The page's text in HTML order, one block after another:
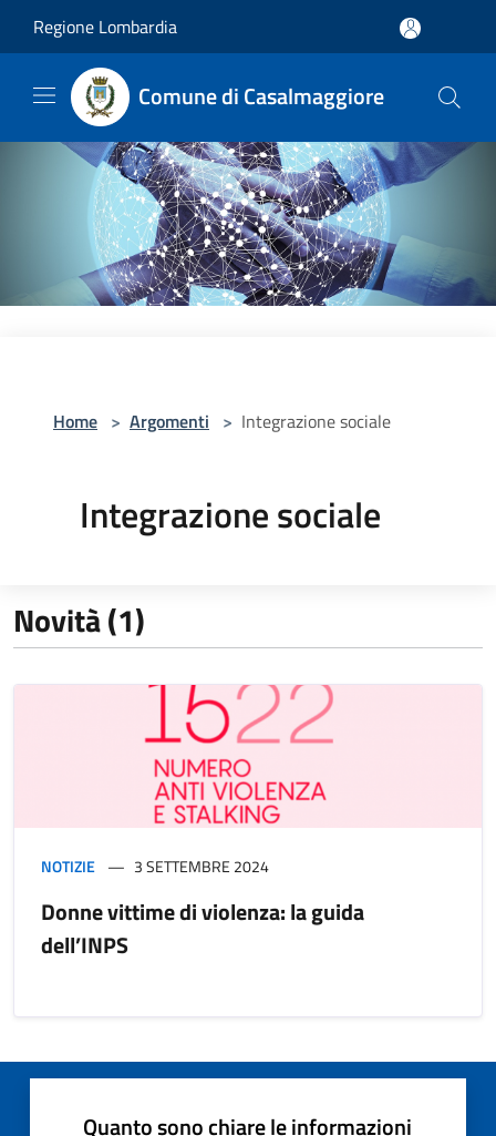
Regione Lombardia
Comune di Casalmaggiore
Home > Argomenti > Integrazione sociale
Integrazione sociale
Novità (1)
NOTIZIE 3 SETTEMBRE 2024
Donne vittime di violenza: la guida
dell’INPS
Quanto sono chiare le informazioni